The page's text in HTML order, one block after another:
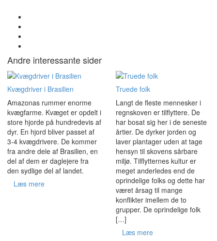
Andre interessante sider
Kvægdriver i Brasilien
Amazonas rummer enorme
kvægfarme. Kvæget er opdelt i
store hjorde på hundredevis af
dyr. En hjord bliver passet af
3-4 kvægdrivere. De kommer
fra andre dele af Brasilien, en
del af dem er daglejere fra
den sydlige del af landet.
Læs mere
Truede folk
Langt de fleste mennesker i
regnskoven er tilflyttere. De
har bosat sig her i de seneste
årtier. De dyrker jorden og
laver plantager uden at tage
hensyn til skovens sårbare
miljø. Tilflytternes kultur er
meget anderledes end de
oprindelige folks og dette har
været årsag til mange
konflikter imellem de to
grupper. De oprindelige folk
[…]
Læs mere